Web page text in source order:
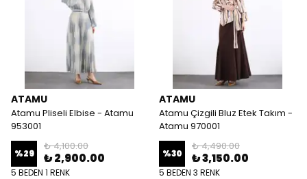
ATAMU
Atamu Pliseli Elbise - Atamu
953001
%29
₺ 4,100.00
₺ 2,900.00
5 BEDEN 1 RENK
ATAMU
Atamu Çizgili Bluz Etek Takım -
Atamu 970001
%30
₺ 4,490.00
₺ 3,150.00
5 BEDEN 3 RENK